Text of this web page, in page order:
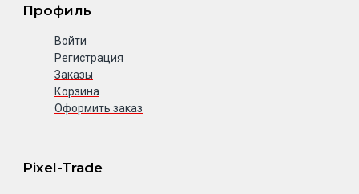
Профиль
Войти
Регистрация
Заказы
Корзина
Оформить заказ
Pixel-Trade